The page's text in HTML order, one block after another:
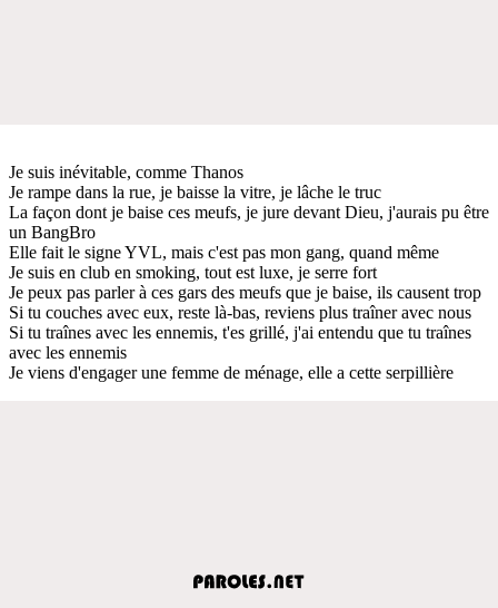
Je suis inévitable, comme Thanos
Je rampe dans la rue, je baisse la vitre, je lâche le truc
La façon dont je baise ces meufs, je jure devant Dieu, j'aurais pu être
un BangBro
Elle fait le signe YVL, mais c'est pas mon gang, quand même
Je suis en club en smoking, tout est luxe, je serre fort
Je peux pas parler à ces gars des meufs que je baise, ils causent trop
Si tu couches avec eux, reste là-bas, reviens plus traîner avec nous
Si tu traînes avec les ennemis, t'es grillé, j'ai entendu que tu traînes
avec les ennemis
Je viens d'engager une femme de ménage, elle a cette serpillière